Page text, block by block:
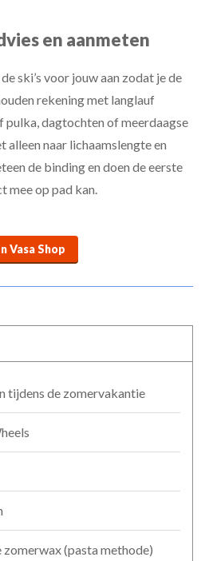
en aanmeten
ski’s voor jouw aan zodat je de
rekening met langlauf
pulka, dagtochten of meerdaagse
alleen naar lichaamslengte en
de binding en doen de eerste
op pad kan.
Vasa Shop
tijdens de zomervakantie
zomerwax (pasta methode)